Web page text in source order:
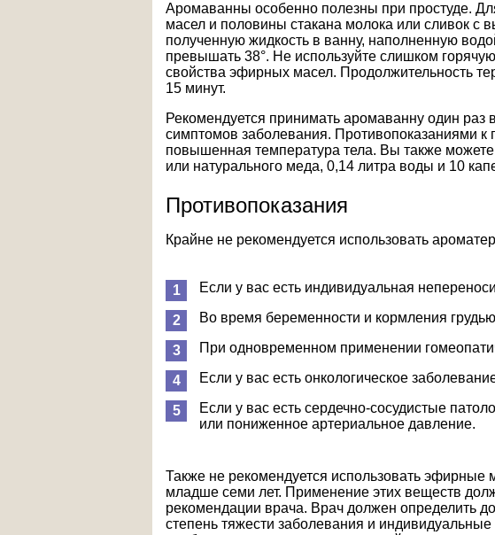
Аромаванны особенно полезны при простуде.
масел и половины стакана молока или сливок с
полученную жидкость в ванну, наполненную
превышать 38°. Не используйте слишком
свойства эфирных масел. Продолжительность
15 минут.
Рекомендуется принимать аромаванну один раз
симптомов заболевания. Противопоказаниями
повышенная температура тела. Вы также можете
или натурального меда, 0,14 литра воды и 10
Противопоказания
Крайне не рекомендуется использовать
Если у вас есть индивидуальная
Во время беременности и кормления
При одновременном применении
Если у вас есть онкологическое
Если у вас есть сердечно-сосудистые
или пониженное артериальное давление.
Также не рекомендуется использовать эфирные
младше семи лет. Применение этих веществ
рекомендации врача. Врач должен определить
степень тяжести заболевания и